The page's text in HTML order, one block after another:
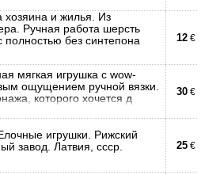
хозяина и жилья. Из
Ручная работа шерсть
полностью без синтепона
12 €
мягкая игрушка с wow-
ощущением ручной вязки.
которого хочется д
30 €
игрушки. Рижский
завод. Латвия, ссср.
25 €